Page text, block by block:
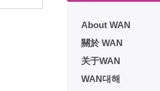
About WAN
關於 WAN
关于WAN
WAN대해